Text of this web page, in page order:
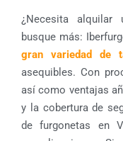
¿Necesita alquilar
busque más:
gran variedad de
asequibles. Con
así como ventajas
y la cobertura de
de furgonetas en